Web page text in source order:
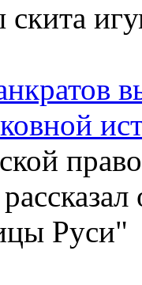
скита
Руси"